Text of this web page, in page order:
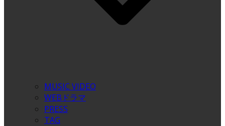
MUSIC VIDEO
WEBドラマ
PRESS
TAG